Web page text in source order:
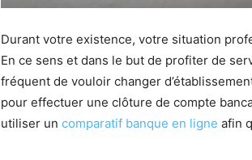
Durant votre existence, votre situation
En ce sens et dans le but de profiter de
fréquent de vouloir changer
pour effectuer une clôture de compte
utiliser un comparatif banque en ligne afin